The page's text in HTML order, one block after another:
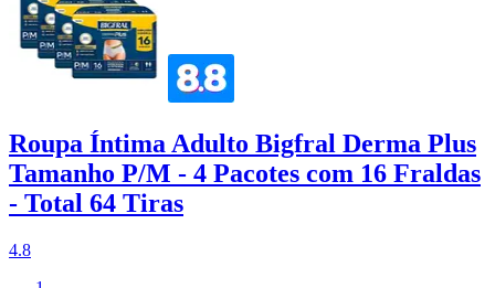
Roupa Íntima Adulto Bigfral Derma Plus
Tamanho P/M - 4 Pacotes com 16 Fraldas
- Total 64 Tiras
4.8